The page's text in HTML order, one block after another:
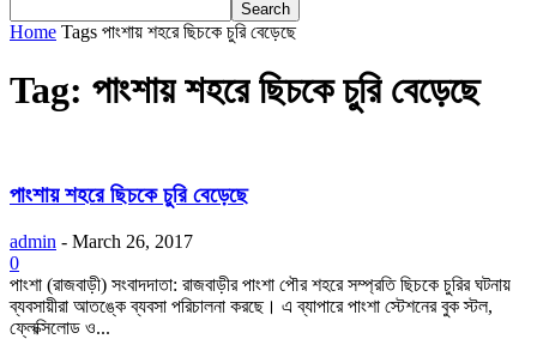
Home Tags পাংশায় শহরে ছিচকে চুরি বেড়েছে
Tag: পাংশায় শহরে ছিচকে চুরি বেড়েছে
পাংশায় শহরে ছিচকে চুরি বেড়েছে
admin - March 26, 2017
0
পাংশা (রাজবাড়ী) সংবাদদাতা: রাজবাড়ীর পাংশা পৌর শহরে সম্প্রতি ছিচকে চুরির ঘটনায়
ব্যবসায়ীরা আতঙ্কে ব্যবসা পরিচালনা করছে। এ ব্যাপারে পাংশা স্টেশনের বুক স্টল,
ফ্লেক্সিলোড ও...